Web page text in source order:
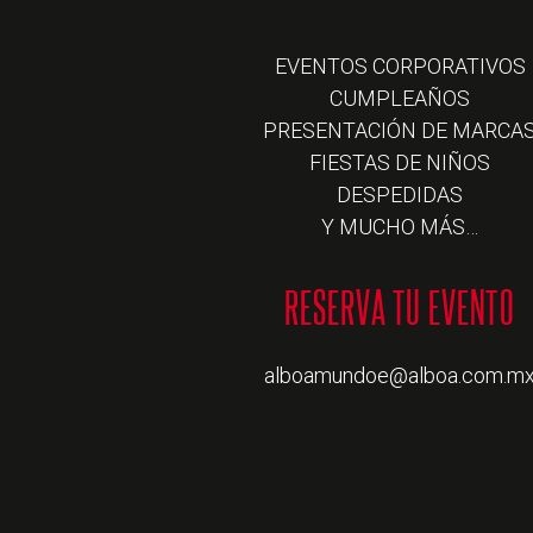
EVENTOS CORPORATIVOS
CUMPLEAÑOS
PRESENTACIÓN DE
FIESTAS DE NIÑOS
DESPEDIDAS
Y MUCHO MÁS…